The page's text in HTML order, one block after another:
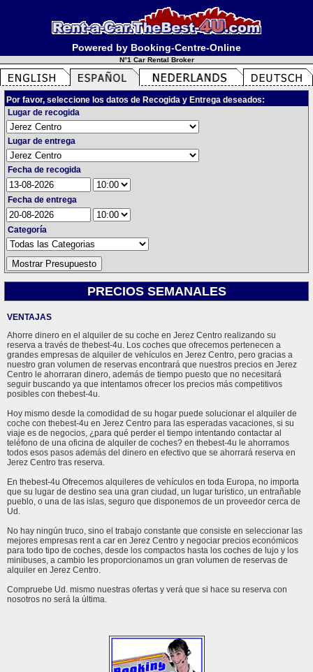
Powered by Booking-Centre-Online
N°1 Car Rental Broker
Por favor, seleccione los datos de Recogida y Entrega deseados:
Lugar de recogida
Lugar de entrega
Fecha de recogida
Fecha de entrega
Categoría
PRECIOS SEMANALES
VENTAJAS
Ahorre dinero en el alquiler de su coche en Jerez Centro realizando su
reserva a través de thebest-4u. Los coches que ofrecemos pertenecen a
grandes empresas de alquiler de vehículos en Jerez Centro, pero gracias a
nuestro gran volumen de reservas encontrará que nuestros precios en Jerez
Centro le ahorraran dinero, además de tiempo puesto que no necesitará
seguir buscando ya que intentamos ofrecer los precios más competitivos
posibles con thebest-4u.
Hoy mismo desde la comodidad de su hogar puede solucionar el alquiler de
coche con thebest-4u en Jerez Centro para las esperadas vacaciones, si su
viaje es de negocios, ¿para qué perder el tiempo intentando contactar al
teléfono de una oficina de alquiler de coches? en thebest-4u le ahorramos
todos esos pasos además del dinero en efectivo que se ahorrará reserva en
Jerez Centro tras reserva.
En thebest-4u Ofrecemos alquileres de vehículos en toda Europa, no importa
que su lugar de destino sea una gran ciudad, un lugar turístico, un entrañable
pueblo, o una de las islas, seguro que disponemos de un proveedor cerca de
Ud.
No hay ningún truco, sino el trabajo constante que consiste en seleccionar las
mejores empresas rent a car en Jerez Centro y negociar precios económicos
para todo tipo de coches, desde los compactos hasta los coches de lujo y los
minibuses, a cambio les proporcionamos un gran volumen de reservas de
alquiler en Jerez Centro.
Compruebe Ud. mismo nuestras ofertas y verá que si hace su reserva con
nosotros no será la última.